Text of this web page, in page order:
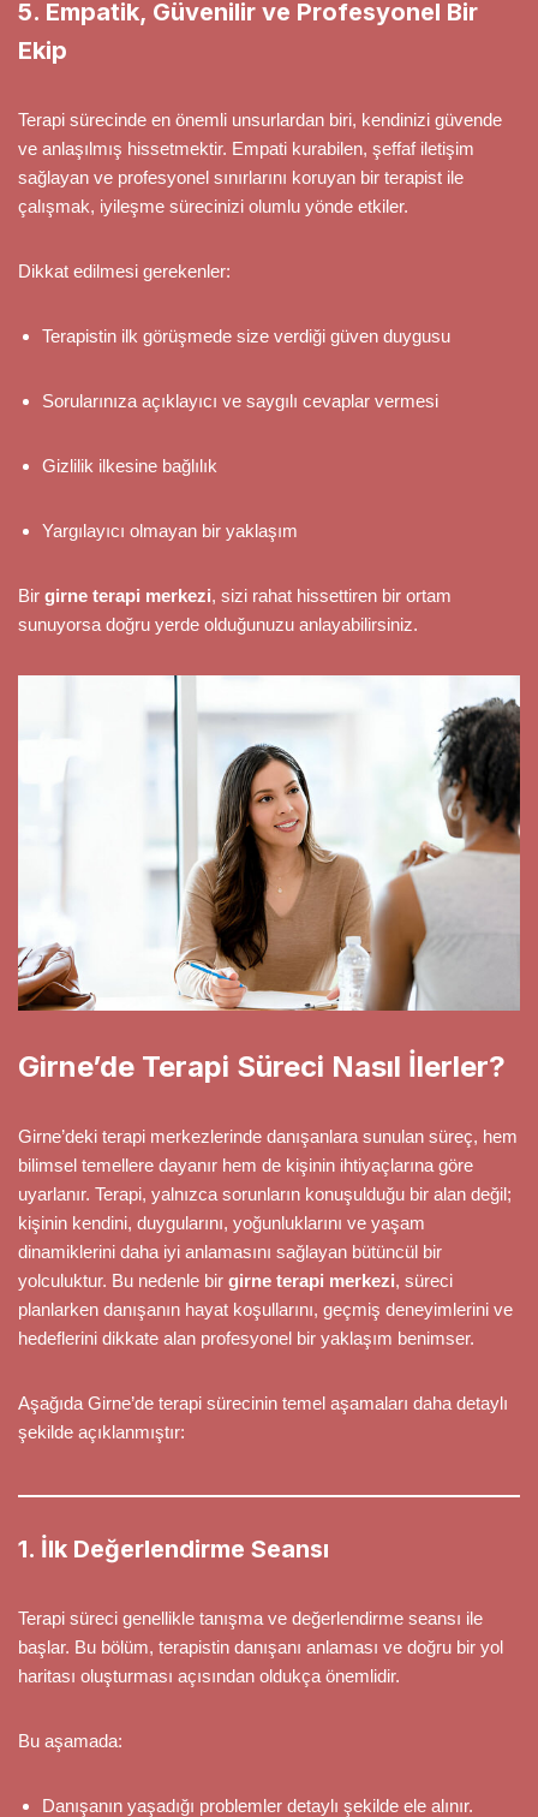
5. Empatik, Güvenilir ve Profesyonel Bir
Ekip
Terapi sürecinde en önemli unsurlardan biri, kendinizi güvende
ve anlaşılmış hissetmektir. Empati kurabilen, şeffaf iletişim
sağlayan ve profesyonel sınırlarını koruyan bir terapist ile
çalışmak, iyileşme sürecinizi olumlu yönde etkiler.
Dikkat edilmesi gerekenler:
Terapistin ilk görüşmede size verdiği güven duygusu
Sorularınıza açıklayıcı ve saygılı cevaplar vermesi
Gizlilik ilkesine bağlılık
Yargılayıcı olmayan bir yaklaşım
Bir girne terapi merkezi, sizi rahat hissettiren bir ortam
sunuyorsa doğru yerde olduğunuzu anlayabilirsiniz.
Girne’de Terapi Süreci Nasıl İlerler?
Girne’deki terapi merkezlerinde danışanlara sunulan süreç, hem
bilimsel temellere dayanır hem de kişinin ihtiyaçlarına göre
uyarlanır. Terapi, yalnızca sorunların konuşulduğu bir alan değil;
kişinin kendini, duygularını, yoğunluklarını ve yaşam
dinamiklerini daha iyi anlamasını sağlayan bütüncül bir
yolculuktur. Bu nedenle bir girne terapi merkezi, süreci
planlarken danışanın hayat koşullarını, geçmiş deneyimlerini ve
hedeflerini dikkate alan profesyonel bir yaklaşım benimser.
Aşağıda Girne’de terapi sürecinin temel aşamaları daha detaylı
şekilde açıklanmıştır:
1. İlk Değerlendirme Seansı
Terapi süreci genellikle tanışma ve değerlendirme seansı ile
başlar. Bu bölüm, terapistin danışanı anlaması ve doğru bir yol
haritası oluşturması açısından oldukça önemlidir.
Bu aşamada:
Danışanın yaşadığı problemler detaylı şekilde ele alınır.